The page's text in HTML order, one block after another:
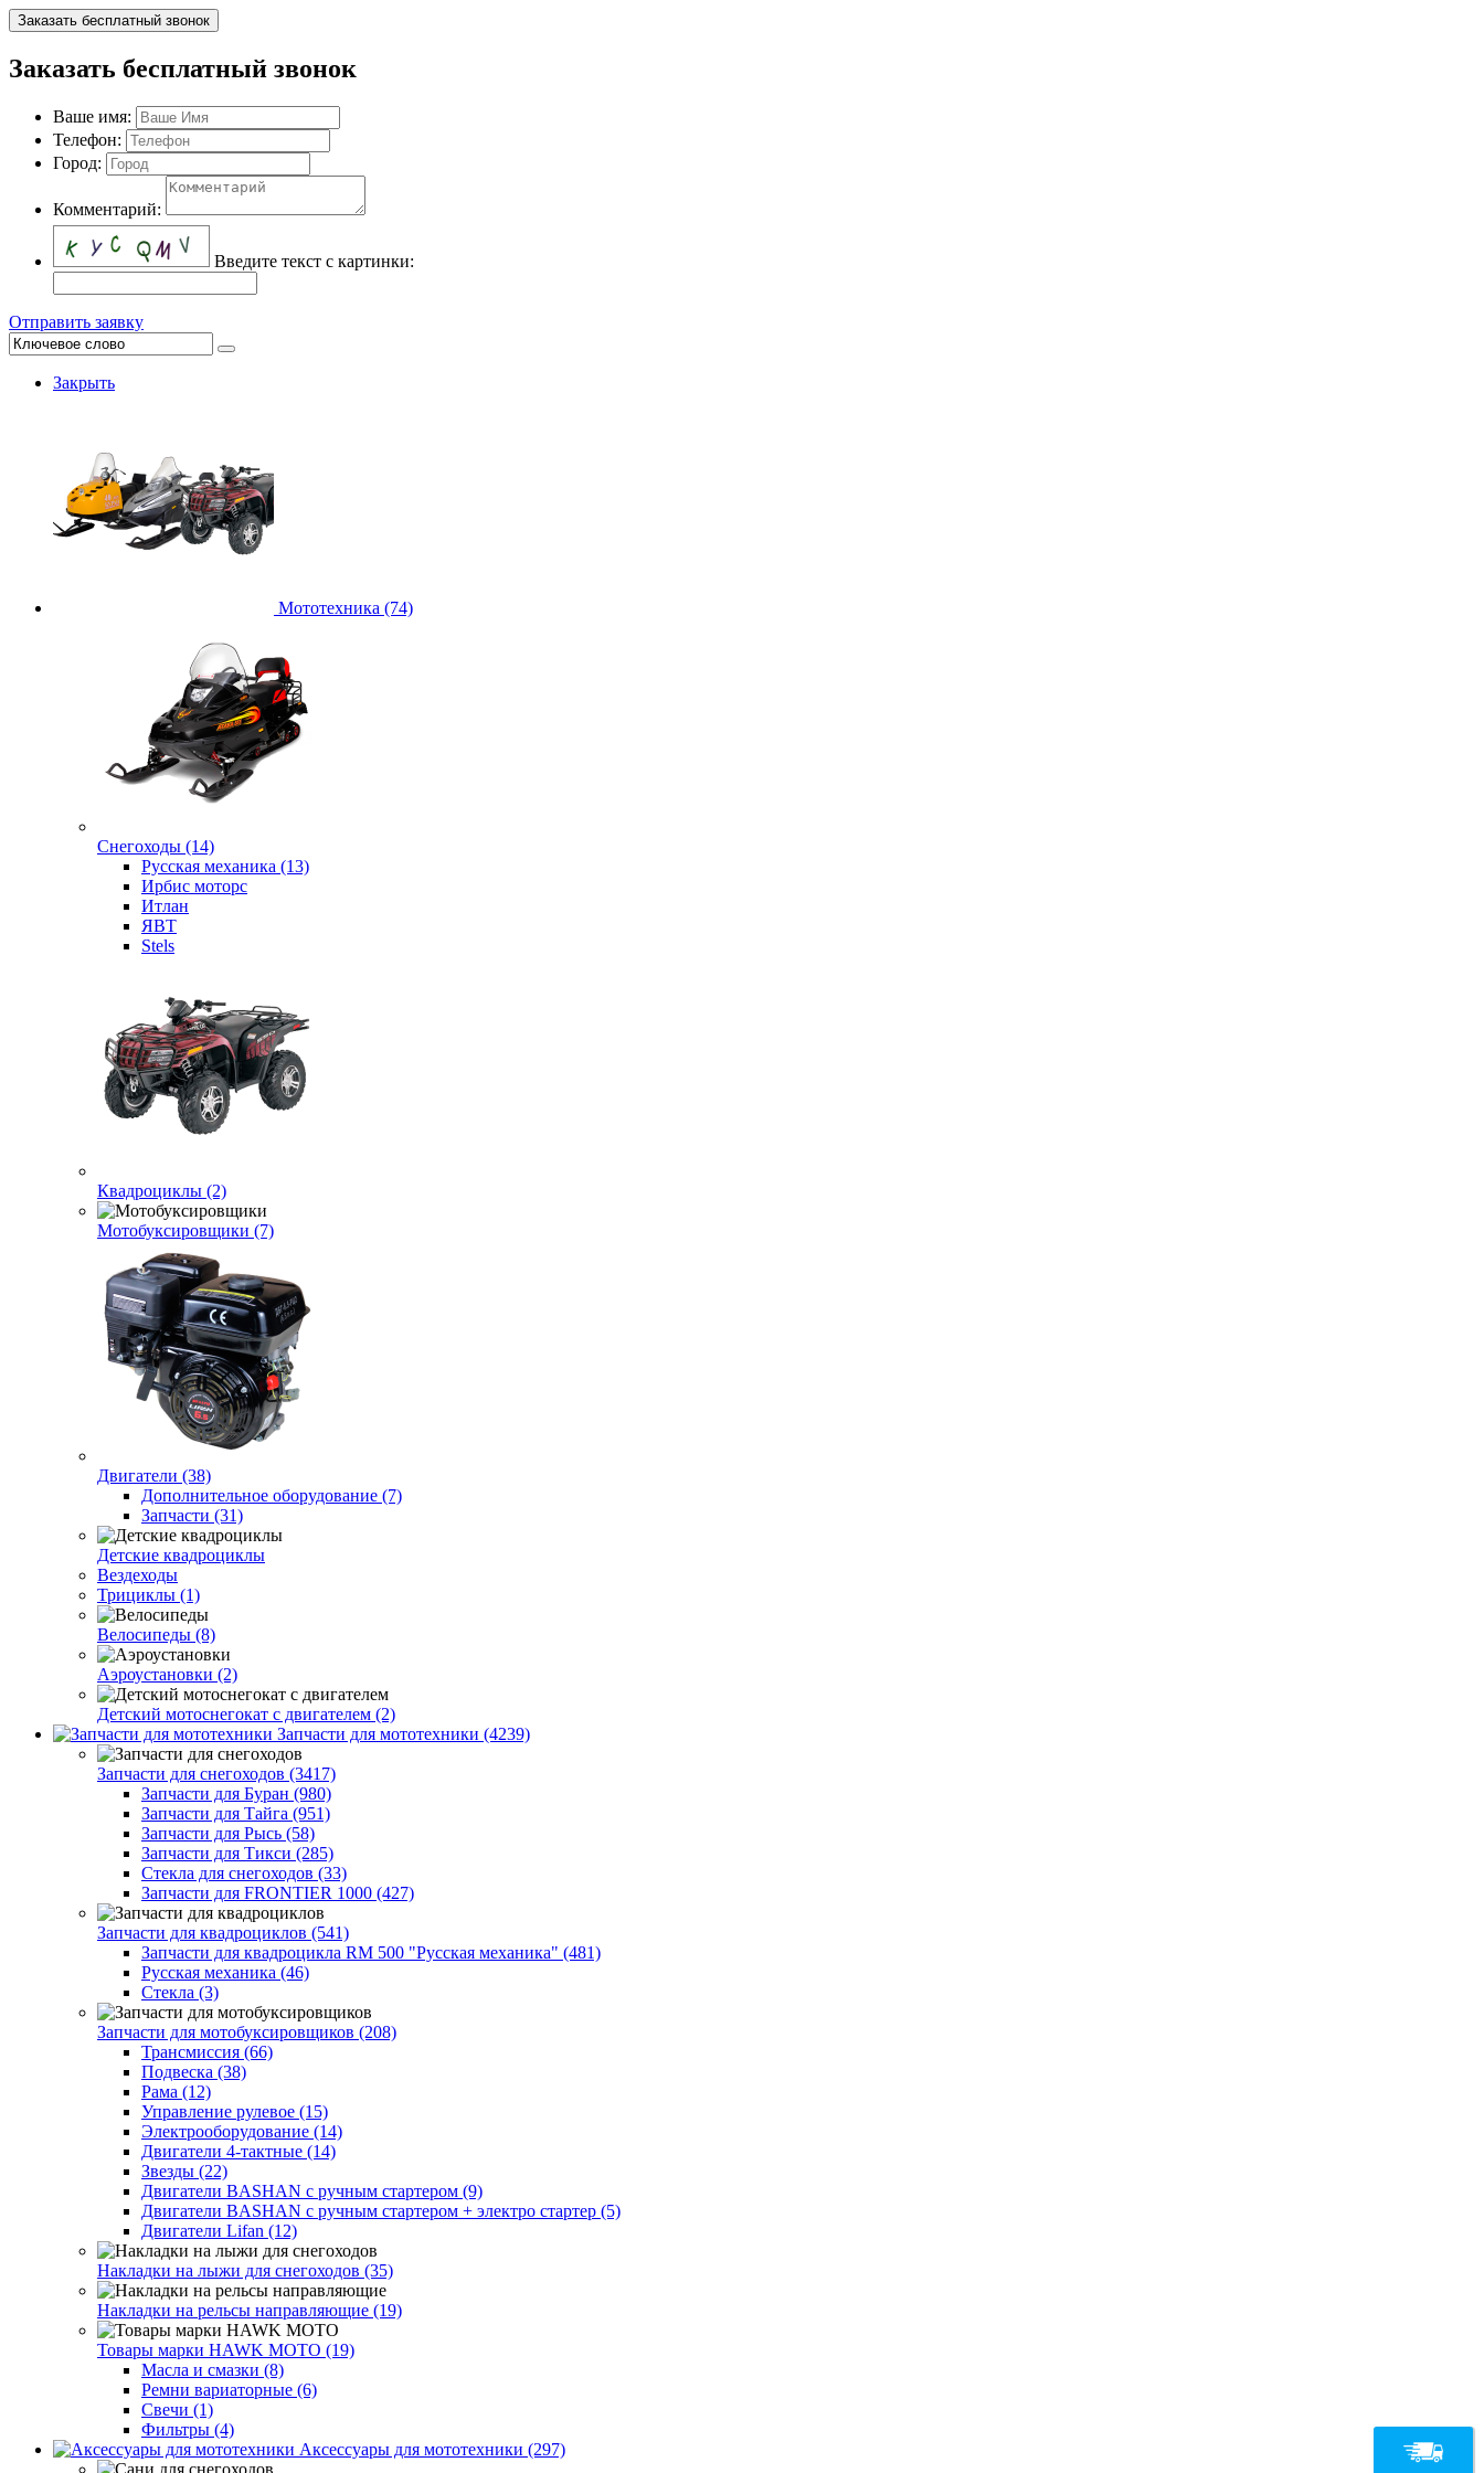
Заказать бесплатный звонок
Заказать бесплатный звонок
Ваше имя:
Телефон:
Город:
Комментарий:
Введите текст с картинки:
Отправить заявку
Закрыть
Мототехника (74)
Снегоходы (14)
Русская механика (13)
Ирбис моторс
Итлан
ЯВТ
Stels
Квадроциклы (2)
Мотобуксировщики (7)
Двигатели (38)
Дополнительное оборудование (7)
Запчасти (31)
Детские квадроциклы
Вездеходы
Трициклы (1)
Велосипеды (8)
Аэроустановки (2)
Детский мотоснегокат с двигателем (2)
Запчасти для мототехники (4239)
Запчасти для снегоходов (3417)
Запчасти для Буран (980)
Запчасти для Тайга (951)
Запчасти для Рысь (58)
Запчасти для Тикси (285)
Стекла для снегоходов (33)
Запчасти для FRONTIER 1000 (427)
Запчасти для квадроциклов (541)
Запчасти для квадроцикла RM 500 "Русская механика" (481)
Русская механика (46)
Стекла (3)
Запчасти для мотобуксировщиков (208)
Трансмиссия (66)
Подвеска (38)
Рама (12)
Управление рулевое (15)
Электрооборудование (14)
Двигатели 4-тактные (14)
Звезды (22)
Двигатели BASHAN с ручным стартером (9)
Двигатели BASHAN с ручным стартером + электро стартер (5)
Двигатели Lifan (12)
Накладки на лыжи для снегоходов (35)
Накладки на рельсы направляющие (19)
Товары марки HAWK MOTO (19)
Масла и смазки (8)
Ремни вариаторные (6)
Свечи (1)
Фильтры (4)
Аксессуары для мототехники (297)